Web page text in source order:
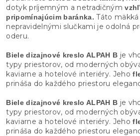
dotyk príjemným a netradičným
pripomínajúcim baránka. Táto
nepravidelnými slučkami je odolná
oderu.
Biele dizajnové kreslo ALPAH B je
typy priestorov, od moderných
kaviarne a hotelové interiéry. Jeho
prináša do každého priestoru
Biele dizajnové kreslo ALPAH B je
typy priestorov, od moderných
kaviarne a hotelové interiéry. Jeho
prináša do každého priestoru